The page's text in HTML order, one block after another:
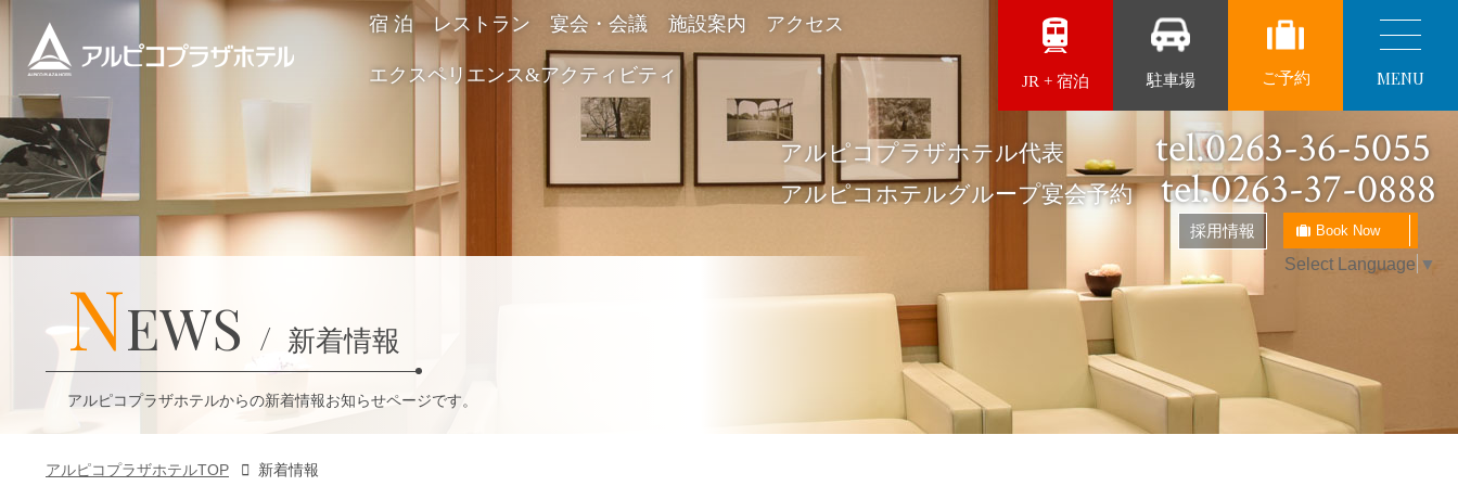
宿 泊 レストラン 宴会・会議 施設案内 アクセス
エクスペリエンス&アクティビティ
アルピコプラザホテル代表 tel.0263-36-5055
アルピコホテルグループ宴会予約tel.0263-37-0888
採用情報 Book Now
Select Language ▼
JR + 宿泊 駐車場 ご予約 MENU
アルピコプラザホテルからの新着情報お知らせページです。
NEWS 新着情報
アルピコプラザホテルTOP 新着情報